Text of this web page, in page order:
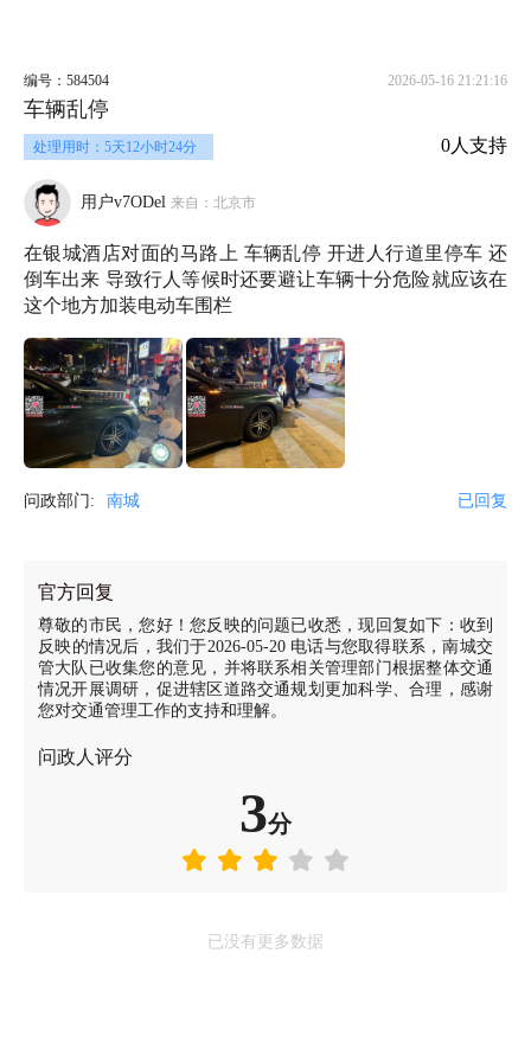
编号：584504 2026-05-16 21:21:16
车辆乱停
处理用时：5天12小时24分 0人支持
用户v7ODel 来自：北京市
在银城酒店对面的马路上 车辆乱停 开进人行道里停车 还
倒车出来 导致行人等候时还要避让车辆十分危险就应该在
这个地方加装电动车围栏
问政部门: 南城 已回复
官方回复
尊敬的市民，您好！您反映的问题已收悉，现回复如下：收到
反映的情况后，我们于2026-05-20 电话与您取得联系，南城交
管大队已收集您的意见，并将联系相关管理部门根据整体交通
情况开展调研，促进辖区道路交通规划更加科学、合理，感谢
您对交通管理工作的支持和理解。
问政人评分
3分
已没有更多数据